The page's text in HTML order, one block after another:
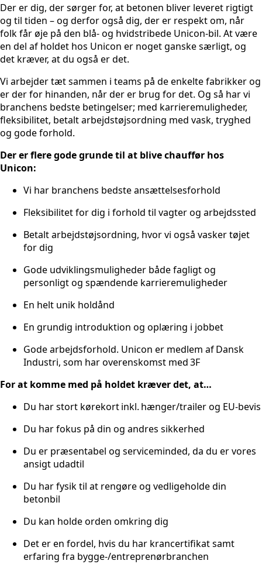
Der er dig, der sørger for, at betonen bliver leveret rigtigt
og til tiden – og derfor også dig, der er respekt om, når
folk får øje på den blå- og hvidstribede Unicon-bil. At være
en del af holdet hos Unicon er noget ganske særligt, og
det kræver, at du også er det.
Vi arbejder tæt sammen i teams på de enkelte fabrikker og
er der for hinanden, når der er brug for det. Og så har vi
branchens bedste betingelser; med karrieremuligheder,
fleksibilitet, betalt arbejdstøjsordning med vask, tryghed
og gode forhold.
Der er flere gode grunde til at blive chauffør hos
Unicon:
Vi har branchens bedste ansættelsesforhold
Fleksibilitet for dig i forhold til vagter og arbejdssted
Betalt arbejdstøjsordning, hvor vi også vasker tøjet
for dig
Gode udviklingsmuligheder både fagligt og
personligt og spændende karrieremuligheder
En helt unik holdånd
En grundig introduktion og oplæring i jobbet
Gode arbejdsforhold. Unicon er medlem af Dansk
Industri, som har overenskomst med 3F
For at komme med på holdet kræver det, at…
Du har stort kørekort inkl. hænger/trailer og EU-bevis
Du har fokus på din og andres sikkerhed
Du er præsentabel og serviceminded, da du er vores
ansigt udadtil
Du har fysik til at rengøre og vedligeholde din
betonbil
Du kan holde orden omkring dig
Det er en fordel, hvis du har krancertifikat samt
erfaring fra bygge-/entreprenørbranchen